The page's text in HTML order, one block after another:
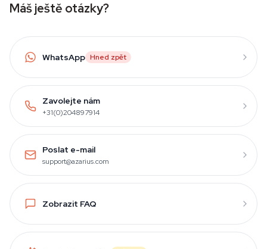
Máš ještě otázky?
WhatsApp Hned zpět
Zavolejte nám
+31(0)204897914
Poslat e-mail
support@azarius.com
Zobrazit FAQ